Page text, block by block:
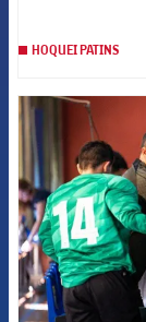
HOQUEI PATINS